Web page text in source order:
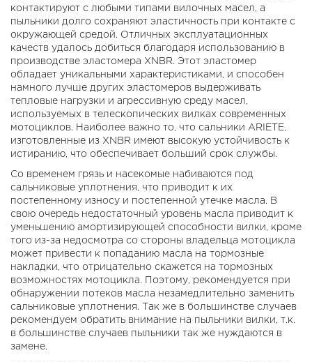
контактируют с любыми типами вилочных масел, а
пыльники долго сохраняют эластичность при контакте с
окружающей средой. Отличных эксплуатационных
качеств удалось добиться благодаря использованию в
производстве эластомера XNBR. Этот эластомер
обладает уникальными характеристиками, и способен
намного лучше других эластомеров выдерживать
тепловые нагрузки и агрессивную среду масел,
используемых в телескопических вилках современных
мотоциклов. Наиболее важно то, что сальники ARIETE,
изготовленные из XNBR имеют высокую устойчивость к
истиранию, что обеспечивает больший срок службы.
Со временем грязь и насекомые набиваются под
сальниковые уплотнения, что приводит к их
постепенному износу и постепенной утечке масла. В
свою очередь недостаточный уровень масла приводит к
уменьшению амортизирующей способности вилки, кроме
того из-за недосмотра со стороны владельца мотоцикла
может привести к попаданию масла на тормозные
накладки, что отрицательно скажется на тормозных
возможностях мотоцикла. Поэтому, рекомендуется при
обнаружении потеков масла незамедлительно заменить
сальниковые уплотнения. Так же в большинстве случаев
рекомендуем обратить внимание на пыльники вилки, т.к.
в большинстве случаев пыльники так же нуждаются в
замене.